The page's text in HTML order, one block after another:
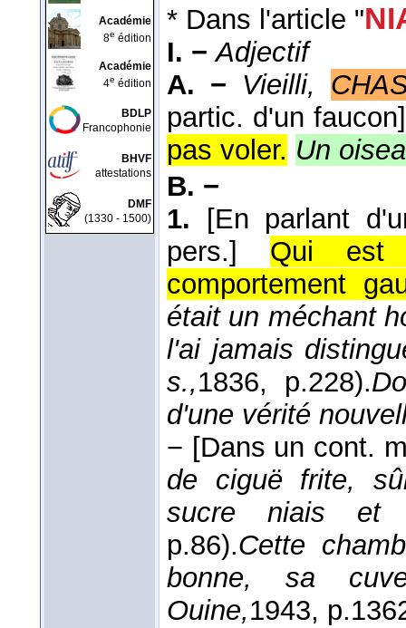
Académie
8e édition
Académie
4e édition
BDLP
Francophonie
BHVF
attestations
DMF
(1330 - 1500)
* Dans l'article "
I. − Adjectif
A. − Vieilli,
partic. d'un faucon]
pas voler. Un
B. −
1.
[En parlant
pers.]
Qui est
comportement
était un méchant
l'ai jamais
s.,1836, p.228).
d'une vérité
− [Dans un cont.
de ciguë frite,
sucre niais et
p.86).Cette
bonne, sa
Ouine,1943,